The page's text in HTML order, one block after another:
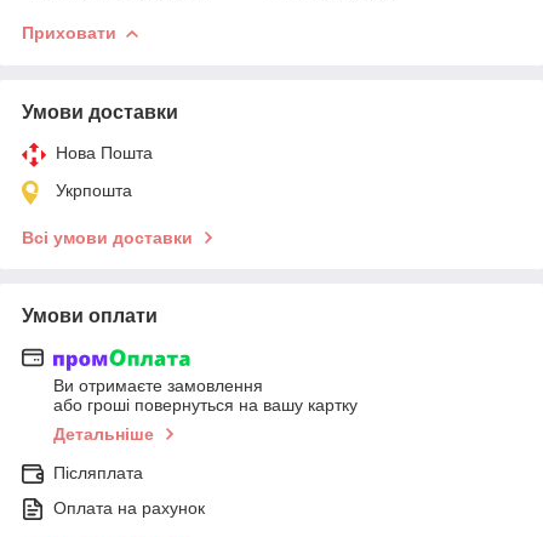
Приховати
Умови доставки
Нова Пошта
Укрпошта
Всі умови доставки
Умови оплати
Ви отримаєте замовлення
або гроші повернуться на вашу картку
Детальніше
Післяплата
Оплата на рахунок